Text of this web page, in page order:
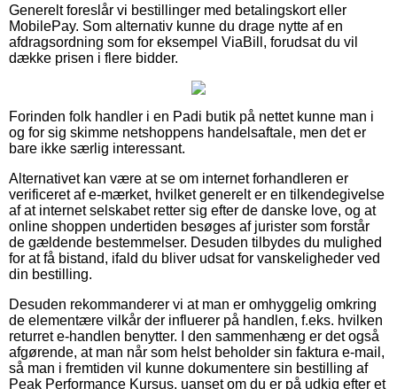
Generelt foreslår vi bestillinger med betalingskort eller
MobilePay. Som alternativ kunne du drage nytte af en
afdragsordning som for eksempel ViaBill, forudsat du vil
dække prisen i flere bidder.
Forinden folk handler i en Padi butik på nettet kunne man i
og for sig skimme netshoppens handelsaftale, men det er
bare ikke særlig interessant.
Alternativet kan være at se om internet forhandleren er
verificeret af e-mærket, hvilket generelt er en tilkendegivelse
af at internet selskabet retter sig efter de danske love, og at
online shoppen undertiden besøges af jurister som forstår
de gældende bestemmelser. Desuden tilbydes du mulighed
for at få bistand, ifald du bliver udsat for vanskeligheder ved
din bestilling.
Desuden rekommanderer vi at man er omhyggelig omkring
de elementære vilkår der influerer på handlen, f.eks. hvilken
returret e-handlen benytter. I den sammenhæng er det også
afgørende, at man når som helst beholder sin faktura e-mail,
så man i fremtiden vil kunne dokumentere sin bestilling af
Peak Performance Kursus, uanset om du er på udkig efter et